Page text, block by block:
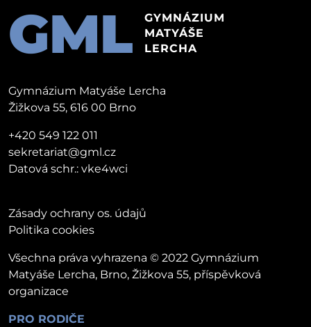
GML
GYMNÁZIUM
MATYÁŠE
LERCHA
Gymnázium Matyáše Lercha
Žižkova 55, 616 00 Brno
+420 549 122 011
sekretariat@gml.cz
Datová schr.: vke4wci
PRO RODIČE
Zásady ochrany os. údajů
Politika cookies
Všechna práva vyhrazena © 2022 Gymnázium
Matyáše Lercha, Brno, Žižkova 55, příspěvková
organizace